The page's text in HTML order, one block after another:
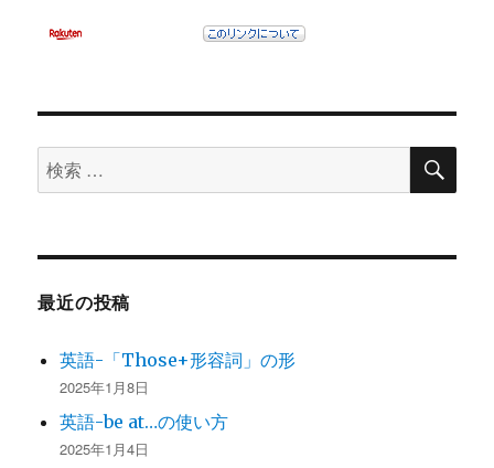
検
索
象:
検
最近の投稿
英語-「Those+形容詞」の形
2025年1月8日
英語-be at…の使い方
2025年1月4日